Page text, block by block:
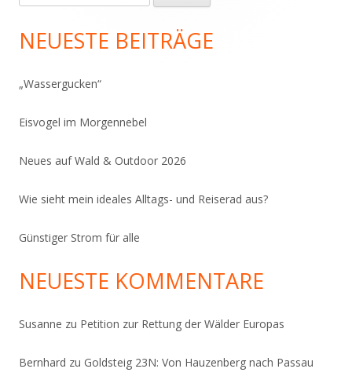
nach:
NEUESTE BEITRÄGE
„Wassergucken“
Eisvogel im Morgennebel
Neues auf Wald & Outdoor 2026
Wie sieht mein ideales Alltags- und Reiserad aus?
Günstiger Strom für alle
NEUESTE KOMMENTARE
Susanne zu Petition zur Rettung der Wälder Europas
Bernhard zu Goldsteig 23N: Von Hauzenberg nach Passau